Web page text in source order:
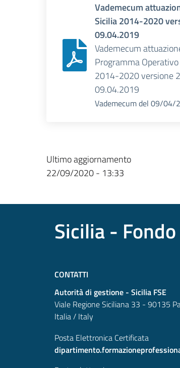
Vademecum
Sicilia 2014-2020
09.04.2019
Vademecum
Programma Operativo
2014-2020 versione
09.04.2019
Vademecumdel 09/04/
Ultimo aggiornamento
22/09/2020 - 13:33
Sicilia -
CONTATTI
Autorità di gestione - Sicilia FSE
Viale Regione Siciliana 33 - 90135
Italia / Italy
Posta Elettronica Certificata